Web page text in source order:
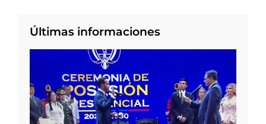
Últimas informaciones